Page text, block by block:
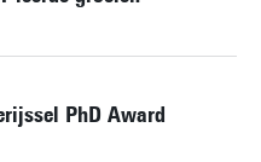
PhD Award